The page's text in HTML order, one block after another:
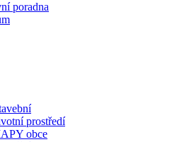
poradna
prostředí
obce